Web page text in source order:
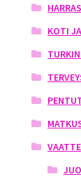
KOTI